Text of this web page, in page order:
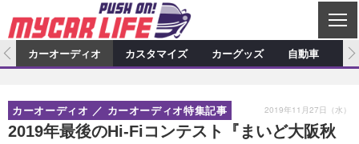
C
L
S
E
カーオーディオ
プロショップ検索 ショップ訪問記
カスタマイズ特集記事 カスタマイズ新製品情報
カーグッズ
カーオーディオ カスタマイズ カーグッズ 自動車
2019年最後のHi-Fiコンテスト『まいど大阪秋
カーオーディオ カーオーディオ特集記事 2019年11月27日（水）